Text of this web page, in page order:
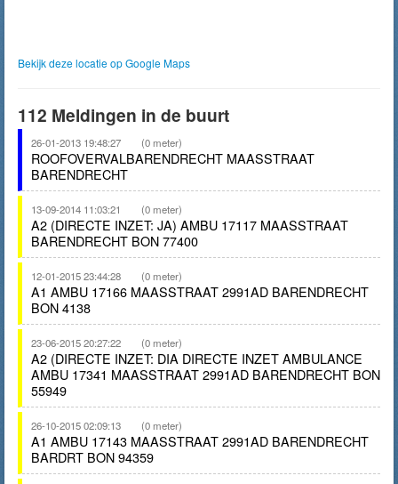
Bekijk deze locatie op Google Maps
112 Meldingen in de buurt
26-01-2013 19:48:27 (0 meter)
ROOFOVERVALBARENDRECHT MAASSTRAAT
BARENDRECHT
13-09-2014 11:03:21 (0 meter)
A2 (DIRECTE INZET: JA) AMBU 17117 MAASSTRAAT
BARENDRECHT BON 77400
12-01-2015 23:44:28 (0 meter)
A1 AMBU 17166 MAASSTRAAT 2991AD BARENDRECHT
BON 4138
23-06-2015 20:27:22 (0 meter)
A2 (DIRECTE INZET: DIA DIRECTE INZET AMBULANCE
AMBU 17341 MAASSTRAAT 2991AD BARENDRECHT BON
55949
26-10-2015 02:09:13 (0 meter)
A1 AMBU 17143 MAASSTRAAT 2991AD BARENDRECHT
BARDRT BON 94359